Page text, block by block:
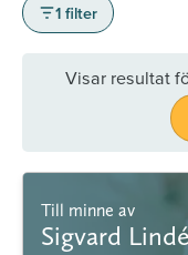
1 filter
Visar resultat
Till minne av
Sigvard Lindé